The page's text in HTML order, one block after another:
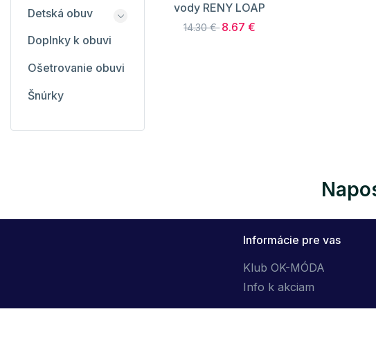
vody RENY LOAP
14.30 € 8.67 €
Detská obuv
Doplnky k obuvi
Ošetrovanie obuvi
Šnúrky
Informácie pre vas
Klub OK-MÓDA
Info k akciam